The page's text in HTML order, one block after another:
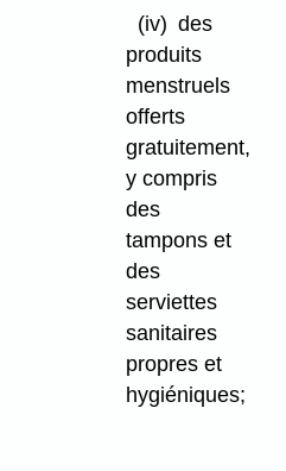
(iv) des
produits
menstruels
offerts
gratuitement,
y compris
des
tampons et
des
serviettes
sanitaires
propres et
hygiéniques;